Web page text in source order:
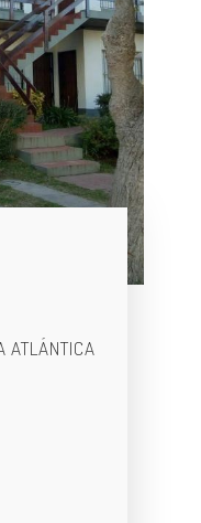
ATLÁNTICA